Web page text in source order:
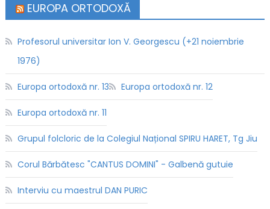
EUROPA ORTODOXĂ
Profesorul universitar Ion V. Georgescu (+21 noiembrie
1976)
Europa ortodoxă nr. 13 Europa ortodoxă nr. 12
Europa ortodoxă nr. 11
Grupul folcloric de la Colegiul Național SPIRU HARET, Tg Jiu
Corul Bărbătesc "CANTUS DOMINI" - Galbenă gutuie
Interviu cu maestrul DAN PURIC